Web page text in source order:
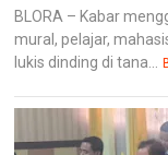
BLORA – Kabar
mural, pelajar,
lukis dinding di tana...